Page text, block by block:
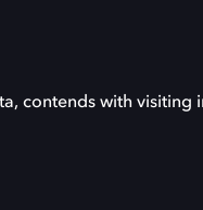
contends with visiting